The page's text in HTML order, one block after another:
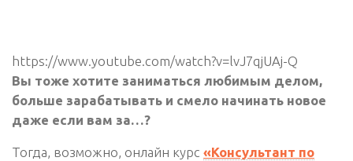
https://www.youtube.com/watch?v=lvJ7qjUAj-Q
Вы тоже хотите заниматься любимым делом,
больше зарабатывать и смело начинать новое
даже если вам за…?
Тогда, возможно, онлайн курс «Консультант по